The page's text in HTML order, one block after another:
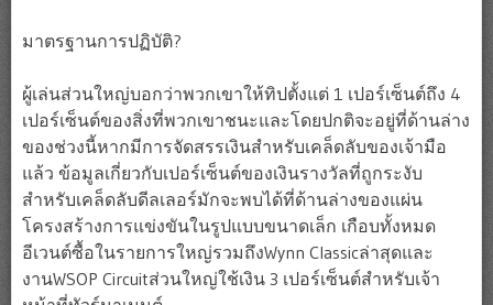
มาตรฐานการปฏิบัติ?
ผู้เล่นส่วนใหญ่บอกว่าพวกเขาให้ทิปตั้งแต่ 1 เปอร์เซ็นต์ถึง 4
เปอร์เซ็นต์ของสิ่งที่พวกเขาชนะและโดยปกติจะอยู่ที่ด้านล่าง
ของช่วงนี้หากมีการจัดสรรเงินสำหรับเคล็ดลับของเจ้ามือ
แล้ว ข้อมูลเกี่ยวกับเปอร์เซ็นต์ของเงินรางวัลที่ถูกระงับ
สำหรับเคล็ดลับดีลเลอร์มักจะพบได้ที่ด้านล่างของแผ่น
โครงสร้างการแข่งขันในรูปแบบขนาดเล็ก เกือบทั้งหมด
อีเวนต์ซื้อในรายการใหญ่รวมถึงWynn Classicล่าสุดและ
งานWSOP Circuitส่วนใหญ่ใช้เงิน 3 เปอร์เซ็นต์สำหรับเจ้า